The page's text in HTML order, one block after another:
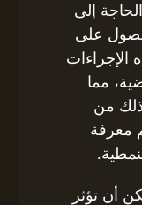
إلى
على
الإجراءات
مما
من
معرفة
أن تؤثر